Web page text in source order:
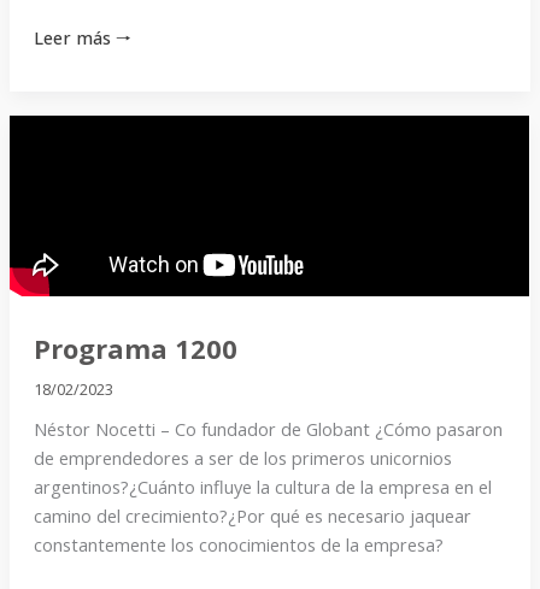
Leer más 🠒
Programa 1200
18/02/2023
Néstor Nocetti – Co fundador de Globant ¿Cómo pasaron
de emprendedores a ser de los primeros unicornios
argentinos?¿Cuánto influye la cultura de la empresa en el
camino del crecimiento?¿Por qué es necesario jaquear
constantemente los conocimientos de la empresa?